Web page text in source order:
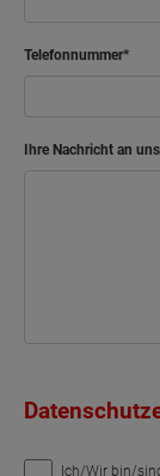
Telefonnummer
Ihre Nachricht an uns
Ich/Wir bin/